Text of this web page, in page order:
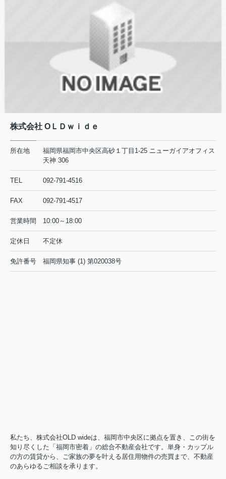
株式会社 ОＬＤｗｉｄｅ
所在地
福岡県福岡市中央区高砂１丁目1-25 ニューガイアオフィス
天神 306
TEL 092-791-4516
FAX 092-791-4517
営業時間 10:00～18:00
定休日 不定休
免許番号 福岡県知事 (1) 第020038号
私たち、株式会社OLD wideは、福岡市中央区に拠点を置き、この街を
知り尽くした「福岡市密着」の総合不動産会社です。単身・カップル
の方の賃貸から、ご家族の夢を叶える居住用物件の売買まで、不動産
のあらゆるご相談を承ります。